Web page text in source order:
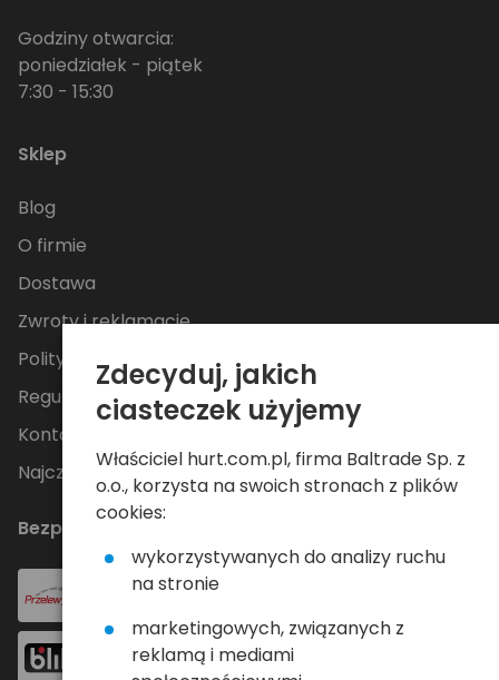
Godziny otwarcia:
poniedziałek - piątek
7:30 - 15:30
Sklep
Blog
O firmie
Dostawa
Zwroty i reklamacje
Polityka Prywatności
Regulamin
Kontakt
Najczęściej zadawane pytania
Bezpieczne płatności
Zdecyduj, jakich
ciasteczek użyjemy
Właściciel hurt.com.pl, firma Baltrade Sp. z
o.o., korzysta na swoich stronach z plików
cookies:
wykorzystywanych do analizy ruchu
na stronie
marketingowych, związanych z
reklamą i mediami